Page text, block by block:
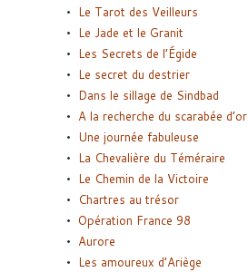
Le Tarot des Veilleurs
Le Jade et le Granit
Les Secrets de l’Égide
Le secret du destrier
Dans le sillage de Sindbad
A la recherche du scarabée d’or
Une journée fabuleuse
La Chevalière du Téméraire
Le Chemin de la Victoire
Chartres au trésor
Opération France 98
Aurore
Les amoureux d’Ariège